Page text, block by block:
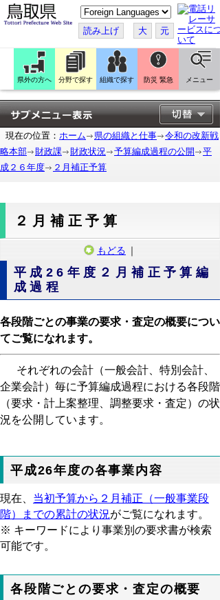
こ
の
ペ
ー
ジ
翻
訳
す
る
読み上げ 大 元
県外の方へ 分野で探す 組織で探す 防災 緊急 メニュー
現在の位置： ホーム 県の組織と仕事
令和の改新戦
略本部
財政課 財政状況 予算編成過程の公開
平
成２６年度
２月補正予算
２月補正予算
もどる ｜
平成26年度２月補正予算編
成過程
各段階ごとの事業の要求・査定の概要につい
てご覧になれます。
それぞれの会計（一般会計、特別会計、
企業会計）毎に予算編成過程における各段階
（要求・計上案整理、調整要求・査定）の状
況を公開しています。
平成26年度の各事業内容
現在、 当初予算から２月補正（一般事業段
階）までの累計の状況がご覧になれます。
※ キーワードにより事業別の要求書が検索
可能です。
各段階ごとの要求・査定の概要